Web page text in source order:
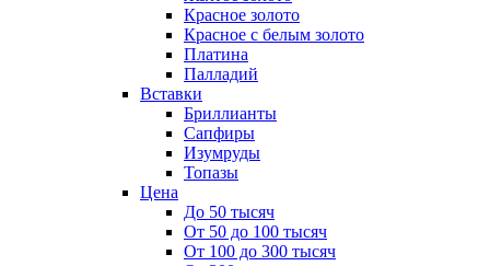
Красное золото
Красное с белым золото
Платина
Палладий
Вставки
Бриллианты
Сапфиры
Изумруды
Топазы
Цена
До 50 тысяч
От 50 до 100 тысяч
От 100 до 300 тысяч